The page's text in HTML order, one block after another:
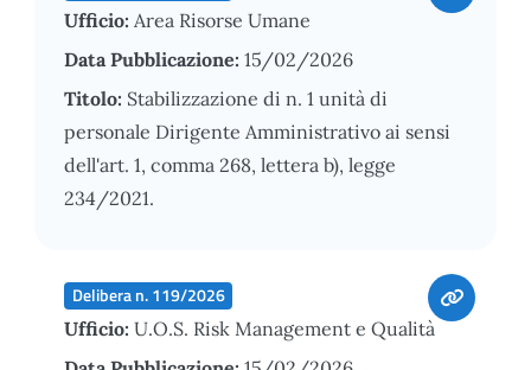
Ufficio: Area Risorse Umane
Data Pubblicazione: 15/02/2026
Titolo: Stabilizzazione di n. 1 unità di
personale Dirigente Amministrativo ai sensi
dell'art. 1, comma 268, lettera b), legge
234/2021.
Delibera n. 119/2026
Ufficio: U.O.S. Risk Management e Qualità